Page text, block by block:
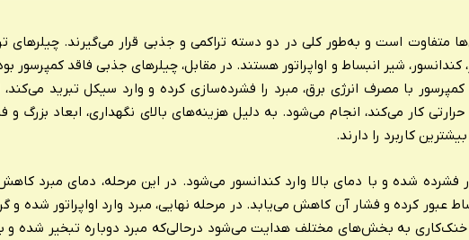
متفاوت است و به‌طور کلی در دو دسته تراکمی و جذبی قرار می‌گیرند. چیلرهای
شیر انبساط و اواپراتور هستند. در مقابل، چیلرهای جذبی فاقد کمپرسور
کمپرسور با مصرف انرژی برق، مبرد را فشرده‌سازی کرده و وارد سیکل تبرید
کار می‌کند، انجام می‌شود. به دلیل هزینه‌های بالای نگهداری، ابعاد بزرگ و
کاربرد را دارند.
فشرده شده و با دمای بالا وارد کندانسور می‌شود. در این مرحله، دمای مبرد
کرده و فشار آن کاهش می‌یابد. در مرحله نهایی، مبرد وارد اواپراتور شده
به بخش‌های مختلف هدایت می‌شود درحالی‌که مبرد دوباره تبخیر شده و به